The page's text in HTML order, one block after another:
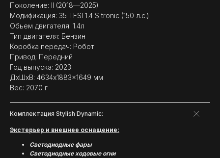
Поколение: II (2018—2025)
Модификация: 35 TFSI 1.4 S tronic (150 л.с.)
Обьем двигателя: 1.4л
Тип двигателя: Бензин
Коробка передач: Робот
Привод: Передний
Год выпуска: 2023
ДxШxВ: 4634x1883x1649 мм
Вес: 2070 г
Комплектация Stylish Dynamic:
Экстерьер и внешнее оснащение:
Светодиодные фары
Светодиодные ходовые огни